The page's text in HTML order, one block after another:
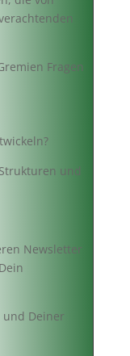
Fragen
und
Newsletter
und Deiner